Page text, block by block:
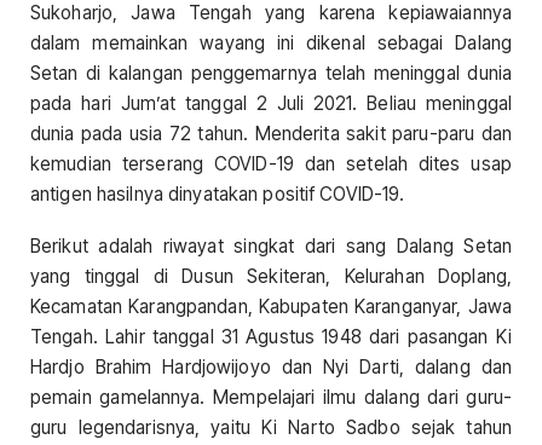
Sukoharjo, Jawa Tengah yang karena kepiawaiannya
dalam memainkan wayang ini dikenal sebagai Dalang
Setan di kalangan penggemarnya telah meninggal dunia
pada hari Jum’at tanggal 2 Juli 2021. Beliau meninggal
dunia pada usia 72 tahun. Menderita sakit paru-paru dan
kemudian terserang COVID-19 dan setelah dites usap
antigen hasilnya dinyatakan positif COVID-19.
Berikut adalah riwayat singkat dari sang Dalang Setan
yang tinggal di Dusun Sekiteran, Kelurahan Doplang,
Kecamatan Karangpandan, Kabupaten Karanganyar, Jawa
Tengah. Lahir tanggal 31 Agustus 1948 dari pasangan Ki
Hardjo Brahim Hardjowijoyo dan Nyi Darti, dalang dan
pemain gamelannya. Mempelajari ilmu dalang dari guru-
guru legendarisnya, yaitu Ki Narto Sadbo sejak tahun